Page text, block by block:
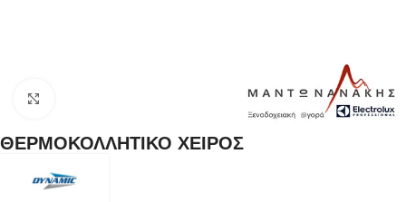
ΘΕΡΜΟΚΟΛΛΗΤΙΚΟ ΧΕΙΡΟΣ